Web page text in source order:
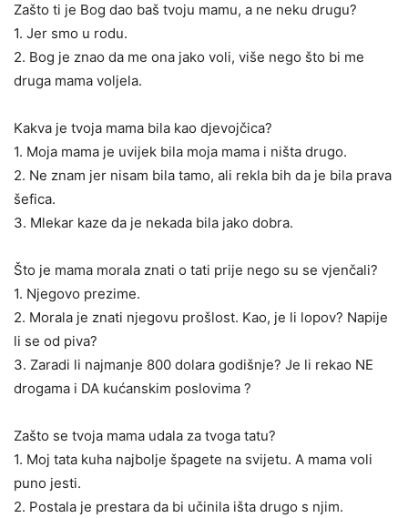
Zašto ti je Bog dao baš tvoju mamu, a ne neku drugu?
1. Jer smo u rodu.
2. Bog je znao da me ona jako voli, više nego što bi me
druga mama voljela.
Kakva je tvoja mama bila kao djevojčica?
1. Moja mama je uvijek bila moja mama i ništa drugo.
2. Ne znam jer nisam bila tamo, ali rekla bih da je bila prava
šefica.
3. Mlekar kaze da je nekada bila jako dobra.
Što je mama morala znati o tati prije nego su se vjenčali?
1. Njegovo prezime.
2. Morala je znati njegovu prošlost. Kao, je li lopov? Napije
li se od piva?
3. Zaradi li najmanje 800 dolara godišnje? Je li rekao NE
drogama i DA kućanskim poslovima ?
Zašto se tvoja mama udala za tvoga tatu?
1. Moj tata kuha najbolje špagete na svijetu. A mama voli
puno jesti.
2. Postala je prestara da bi učinila išta drugo s njim.